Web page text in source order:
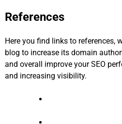
References
Here you find links to references,
blog to increase its domain
and overall improve your SEO
and increasing visibility.